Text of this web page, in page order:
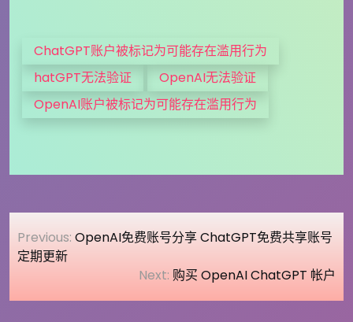
ChatGPT账户被标记为可能存在滥用行为
hatGPT无法验证
OpenAI无法验证
OpenAI账户被标记为可能存在滥用行为
文
章
Previous: OpenAI免费账号分享 ChatGPT免费共享账号
定期更新
Next: 购买 OpenAI ChatGPT 帐户